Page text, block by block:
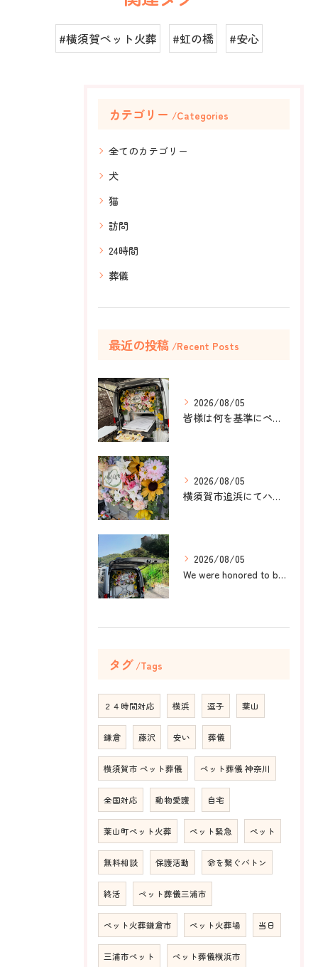
#横須賀ペット火葬 #虹の橋 #安心
カテゴリー Categories
全てのカテゴリー
犬
猫
訪問
24時間
葬儀
最近の投稿 Recent Posts
2026/08/05
皆様は何を基準にペット葬儀社を選びますか？
2026/08/05
横須賀市追浜にてハムスターのみかんちゃんのペット火葬のお手伝...
2026/08/05
We were honored to be by your ...
タグ Tags
２４時間対応 横浜 逗子 葉山
鎌倉 藤沢 安い 葬儀
横須賀市 ペット葬儀 ペット葬儀 神奈川
全国対応 動物愛護 自宅
葉山町ペット火葬 ペット緊急 ペット
無料相談 保護活動 命を繋ぐバトン
終活 ペット葬儀三浦市
ペット火葬鎌倉市 ペット火葬場 当日
三浦市ペット ペット葬儀横浜市